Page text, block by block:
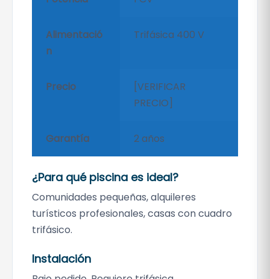
Alimentació
n
Trifásica 400 V
Precio
[VERIFICAR
PRECIO]
Garantía 2 años
¿Para qué piscina es ideal?
Comunidades pequeñas, alquileres
turísticos profesionales, casas con cuadro
trifásico.
Instalación